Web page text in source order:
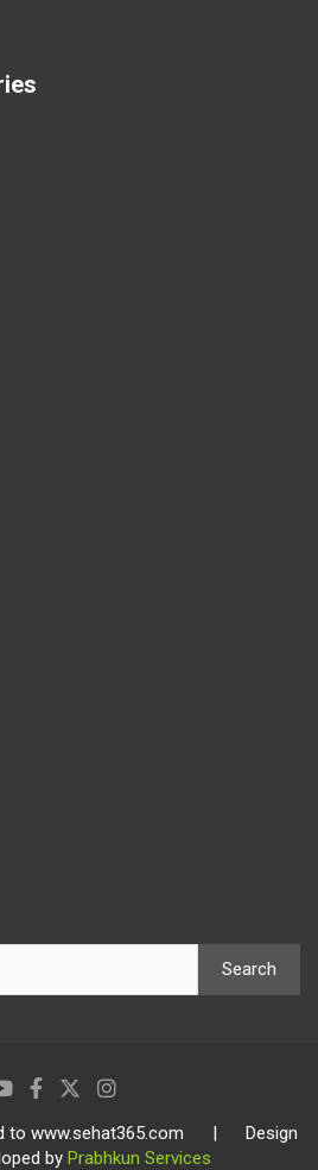
Search
to www.sehat365.com | Design
by Prabhkun Services